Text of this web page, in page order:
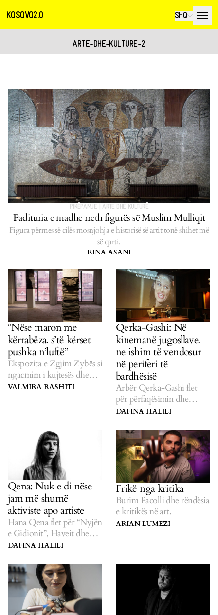
KOSOVO2.0 SHQ
ARTE-DHE-KULTURE-2
PIKËPAMJE ARTE DHE KULTURË
Padituria e madhe rreth figurës së Muslim Mulliqit
Figura përmes së cilës mosnjohja e historisë së artit tonë shihet më
së qarti.
RINA ASANI
“Nëse maron me
kërrabëza, s’të kërset
pushka n’luftë”
Ekspozita e Zgjim Zybës si
ngacmim i kujtesës dhe
burrërisë në luftë.
VALMIRA RASHITI
Qerka-Gashi: Në
kinemanë jugosllave,
ne ishim të vendosur
në periferi të
bardhësisë
Arbër Qerka-Gashi flet
për përfaqësimin dhe
margjinalizimin e
dhe rome në kinemanë
jugosllave.
DAFINA HALILI
Qena: Nuk e di nëse
jam më shumë
aktiviste apo artiste
Hana Qena flet për “Nyjën
e Gidionit”, Haveit dhe
artin politik.
DAFINA HALILI
Frikë nga kritika
Burim Pacolli dhe rëndësia
e kritikës në art.
ARIAN LUMEZI